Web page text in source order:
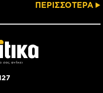
ΠΕΡΙΣΣΟΤΕΡΑ